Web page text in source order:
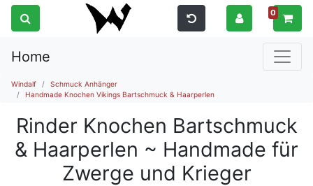
0
Home
Windalf
Schmuck Anhänger
Handmade Knochen Vikings Bartschmuck & Haarperlen
Rinder Knochen Bartschmuck
& Haarperlen ~ Handmade für
Zwerge und Krieger